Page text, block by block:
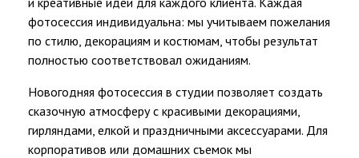
фотосессия индивидуальна: мы учитываем пожелания
по стилю, декорациям и костюмам, чтобы результат
полностью соответствовал ожиданиям.
Новогодняя фотосессия в студии позволяет создать
сказочную атмосферу с красивыми декорациями,
гирляндами, елкой и праздничными аксессуарами. Для
корпоративов или домашних съемок мы